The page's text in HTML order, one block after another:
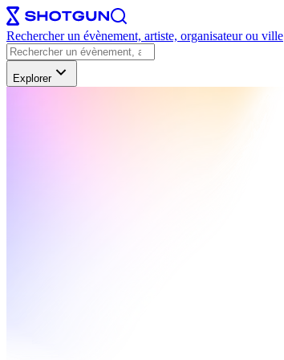
Rechercher un évènement, artiste, organisateur ou ville
Explorer